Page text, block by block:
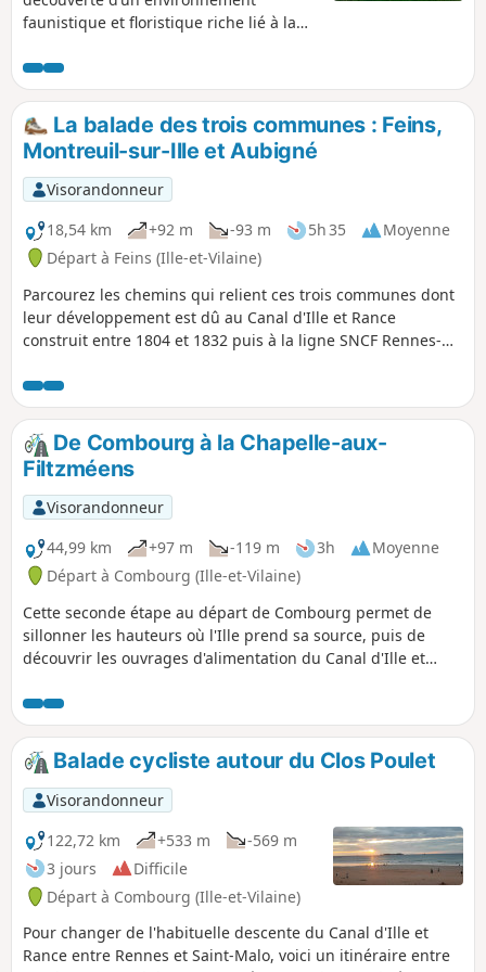
faunistique et floristique riche lié à la
la rigole de Boulet font partie du
patrimoine des infrastructures
hydrauliques d’alimentation du Canal
d’Ille et Rance et sont indissociables de
la riche histoire de la navigation sur cet
axe.
La balade des trois communes : Feins,
Montreuil-sur-Ille et Aubigné
Visorandonneur
18,54 km
+92 m -93 m 5h 35
Moyenne
Départ à Feins (Ille-et-Vilaine)
Parcourez les chemins qui relient ces trois communes dont
leur développement est dû au Canal d'Ille et Rance
construit entre 1804 et 1832 puis à la ligne SNCF Rennes-
De Combourg à la Chapelle-aux-
Filtzméens
Visorandonneur
44,99 km
+97 m -119 m 3h
Moyenne
Départ à Combourg (Ille-et-Vilaine)
Cette seconde étape au départ de Combourg permet de
sillonner les hauteurs où l'Ille prend sa source, puis de
découvrir les ouvrages d'alimentation du Canal d'Ille et
elle est issue. On retrouve ensuite le canal à Montreuil-sur-
Ille. Il suffit alors de remonter quelques écluses pour
atteindre le bief de partage puis l'impressionnante échelle
des onze écluses de Hédé. Le retour au point de départ
n'est plus très loin.
Balade cycliste autour du Clos Poulet
Visorandonneur
122,72 km
+533 m
-569 m
3 jours
Difficile
Départ à Combourg (Ille-et-Vilaine)
Pour changer de l'habituelle descente du Canal d'Ille et
Rance entre Rennes et Saint-Malo, voici un itinéraire entre